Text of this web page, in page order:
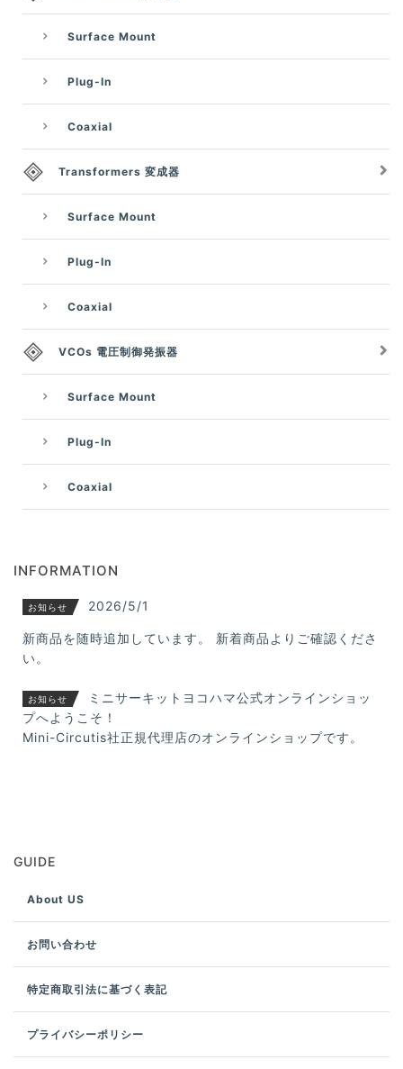
Surface Mount
Plug-In
Coaxial
Transformers 変成器
Surface Mount
Plug-In
Coaxial
VCOs 電圧制御発振器
Surface Mount
Plug-In
Coaxial
INFORMATION
お知らせ 2026/5/1
新商品を随時追加しています。 新着商品よりご確認くださ
い。
お知らせ
ミニサーキットヨコハマ公式オンラインショッ
プへようこそ！
Mini-Circutis社正規代理店のオンラインショップです。
GUIDE
About US
お問い合わせ
特定商取引法に基づく表記
プライバシーポリシー